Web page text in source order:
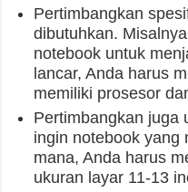
Pertimbangkan
dibutuhkan.
notebook untuk
lancar, Anda harus
memiliki prosesor
Pertimbangkan juga
ingin notebook yang
mana, Anda harus
ukuran layar 11-13